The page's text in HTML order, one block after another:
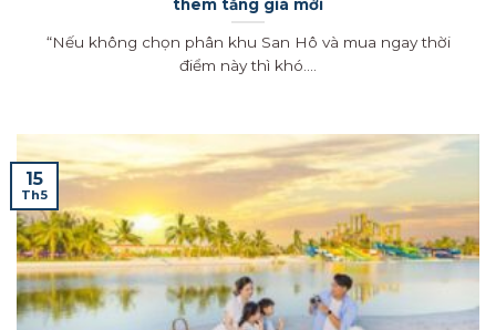
thêm tăng giá mới
“Nếu không chọn phân khu San Hô và mua ngay thời
điểm này thì khó....
15
Th5